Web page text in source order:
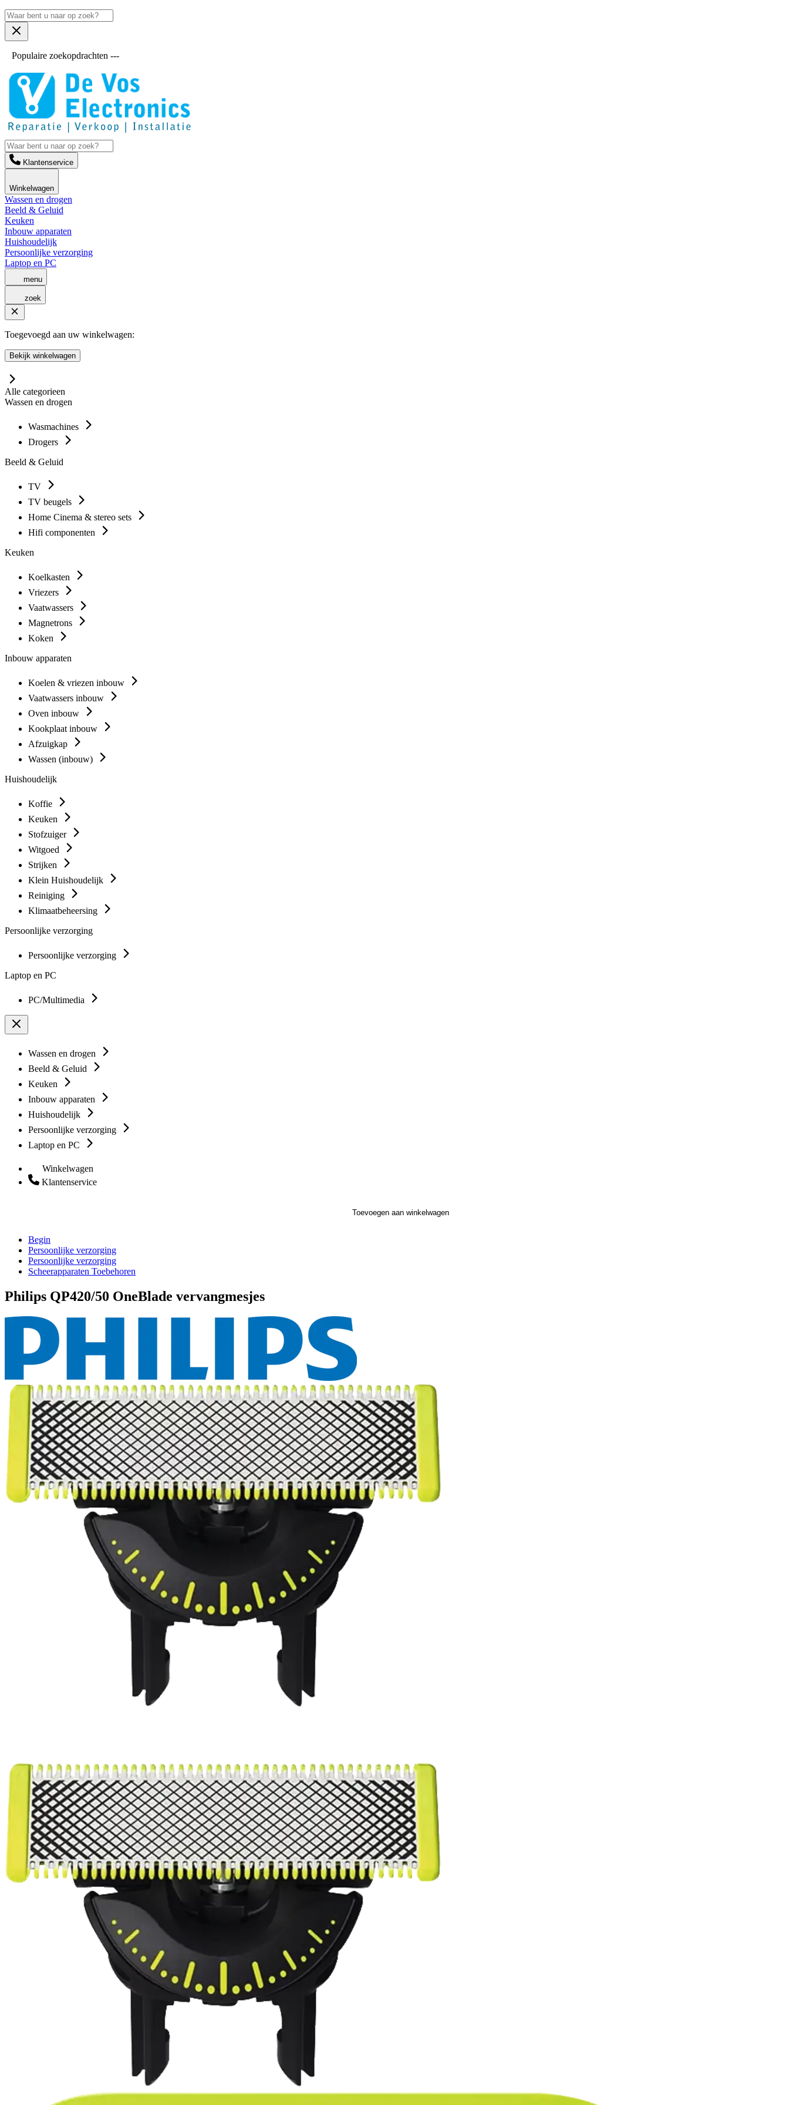
Populaire zoekopdrachten ---
Klantenservice
Winkelwagen
Wassen en drogen
Beeld & Geluid
Keuken
Inbouw apparaten
Huishoudelijk
Persoonlijke verzorging
Laptop en PC
menu
zoek
Toegevoegd aan uw winkelwagen:
Bekijk winkelwagen
Alle categorieen
Wassen en drogen
Wasmachines
Drogers
Beeld & Geluid
TV
TV beugels
Home Cinema & stereo sets
Hifi componenten
Keuken
Koelkasten
Vriezers
Vaatwassers
Magnetrons
Koken
Inbouw apparaten
Koelen & vriezen inbouw
Vaatwassers inbouw
Oven inbouw
Kookplaat inbouw
Afzuigkap
Wassen (inbouw)
Huishoudelijk
Koffie
Keuken
Stofzuiger
Witgoed
Strijken
Klein Huishoudelijk
Reiniging
Klimaatbeheersing
Persoonlijke verzorging
Persoonlijke verzorging
Laptop en PC
PC/Multimedia
Wassen en drogen
Beeld & Geluid
Keuken
Inbouw apparaten
Huishoudelijk
Persoonlijke verzorging
Laptop en PC
Winkelwagen
Klantenservice
Toevoegen aan winkelwagen
Begin
Persoonlijke verzorging
Persoonlijke verzorging
Scheerapparaten Toebehoren
Philips QP420/50 OneBlade vervangmesjes